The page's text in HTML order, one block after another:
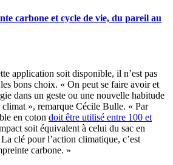
carbone et cycle de vie, du pareil au
application soit disponible, il n’est pas
bons choix. « On peut se faire avoir et
dans un geste ou une nouvelle habitude
climat », remarque Cécile Bulle. « Par
en coton doit être utilisé entre 100 et
soit équivalent à celui du sac en
clé pour l’action climatique, c’est
carbone. »